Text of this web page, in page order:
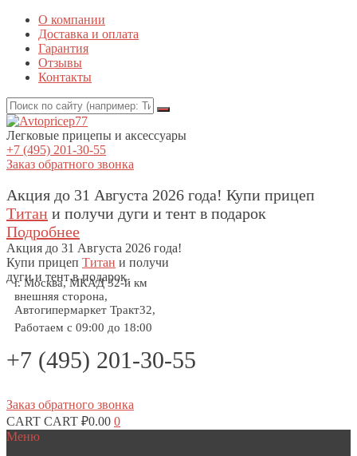
О компании
Доставка и оплата
Гарантия
Отзывы
Контакты
Легковые прицепы и аксессуары
+7 (495) 201-30-55
Заказ обратного звонка
Акция до 31 Августа 2026 года! Купи прицеп
Титан и получи дуги и тент в подарок
Подробнее
Акция до 31 Августа 2026 года!
Купи прицеп Титан и получи
дуги и тент в подарок
г. Москва, МКАД 32-й км
внешняя сторона,
Автогипермаркет Тракт32,
Работаем с 09:00 до 18:00
+7 (495) 201-30-55
Заказ обратного звонка
CART CART ₽0.00 0
Меню